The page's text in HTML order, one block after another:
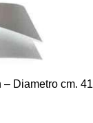
Diametro cm. 41